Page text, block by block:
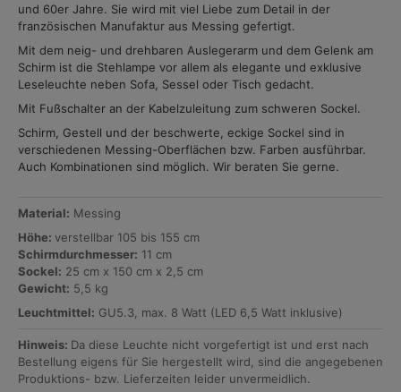
und 60er Jahre. Sie wird mit viel Liebe zum Detail in der
französischen Manufaktur aus Messing gefertigt.
Mit dem neig- und drehbaren Auslegerarm und dem Gelenk am
Schirm ist die Stehlampe vor allem als elegante und exklusive
Leseleuchte neben Sofa, Sessel oder Tisch gedacht.
Mit Fußschalter an der Kabelzuleitung zum schweren Sockel.
Schirm, Gestell und der beschwerte, eckige Sockel sind in
verschiedenen Messing-Oberflächen bzw. Farben ausführbar.
Auch Kombinationen sind möglich. Wir beraten Sie gerne.
Material: Messing
Höhe: verstellbar 105 bis 155 cm
Schirmdurchmesser: 11 cm
Sockel: 25 cm x 150 cm x 2,5 cm
Gewicht: 5,5 kg
Leuchtmittel: GU5.3, max. 8 Watt (LED 6,5 Watt inklusive)
Hinweis: Da diese Leuchte nicht vorgefertigt ist und erst nach
Bestellung eigens für Sie hergestellt wird, sind die angegebenen
Produktions- bzw. Lieferzeiten leider unvermeidlich.